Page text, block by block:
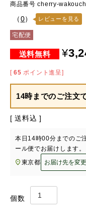
商品番号 cherry-
（0） レビューを見る
宅配便
¥
[ 65 ポイント進呈]
14時までのご注文
送料込
本日 14時00分 までのご
ール便でお届けします。
東京都
お届け先を変更